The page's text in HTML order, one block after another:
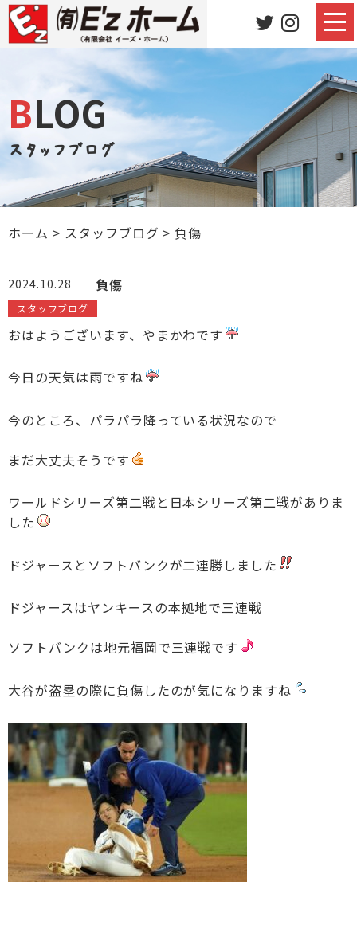
BLOG
スタッフブログ
ホーム > スタッフブログ > 負傷
2024.10.28 負傷
スタッフブログ
おはようございます、やまかわです
今日の天気は雨ですね
今のところ、パラパラ降っている状況なので
まだ大丈夫そうです
ワールドシリーズ第二戦と日本シリーズ第二戦がありま
した
ドジャースとソフトバンクが二連勝しました
ドジャースはヤンキースの本拠地で三連戦
ソフトバンクは地元福岡で三連戦です
大谷が盗塁の際に負傷したのが気になりますね